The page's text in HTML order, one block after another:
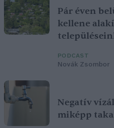
Pár éven
kellene
PODCAST
Novák Zsombor
Negatív
miképp